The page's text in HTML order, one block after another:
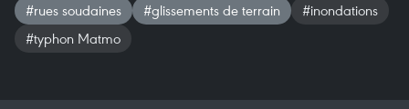
#rues soudaines #glissements de terrain
#inondations
#typhon Matmo